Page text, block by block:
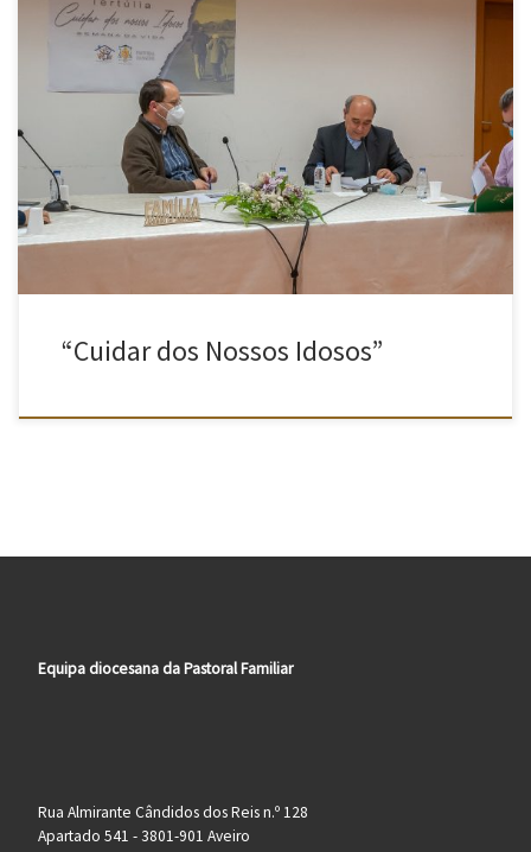
Na sexta-feira, dia 14, realizou-se a tertúlia sob o tema “Cuidar
dos Nossos Idosos” no âmbito da Semana da Vida proposta para
este ano cujo o tema foi “A vida que nos toca, a vida que sempre
cuidamos”. O evento foi realizado no salão da Igreja Paroquial da
Gloria e […]
“Cuidar dos Nossos Idosos”
Equipa diocesana da Pastoral Familiar
Rua Almirante Cândidos dos Reis n.º 128
Apartado 541 - 3801-901 Aveiro